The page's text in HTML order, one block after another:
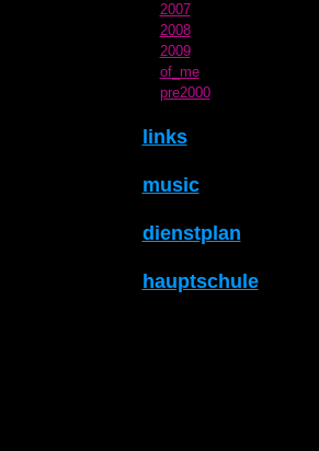
2007
2008
2009
of_me
pre2000
links
music
dienstplan
hauptschule